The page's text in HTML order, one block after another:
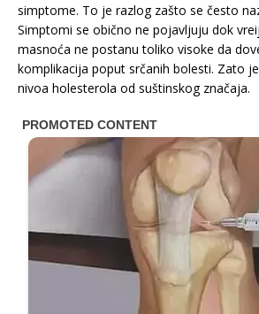
simptome. To je razlog zašto se često
Simptomi se obično ne pojavljuju dok
masnoća ne postanu toliko visoke da
komplikacija poput srčanih bolesti. Zato
nivoa holesterola od suštinskog značaja.